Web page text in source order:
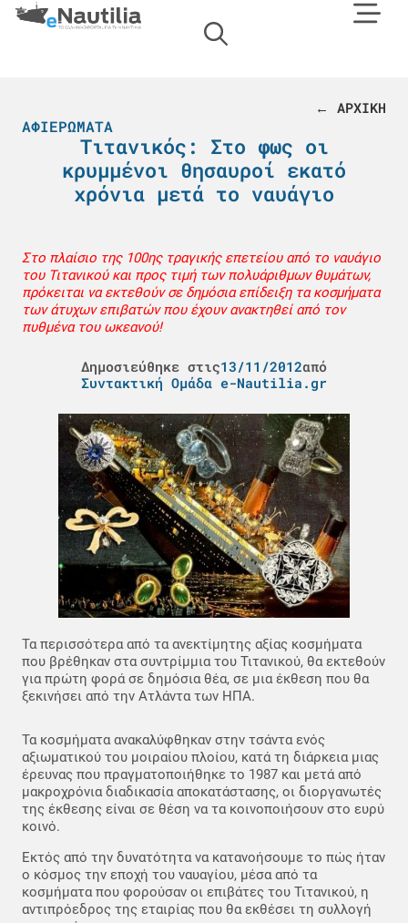
← ΑΡΧΙΚΗ
ΑΦΙΕΡΏΜΑΤΑ
Τιτανικός: Στο φως οι
κρυμμένοι θησαυροί εκατό
χρόνια μετά το ναυάγιο
Στο πλαίσιο της 100ης τραγικής επετείου από το ναυάγιο
του Τιτανικού και προς τιμή των πολυάριθμων θυμάτων,
πρόκειται να εκτεθούν σε δημόσια επίδειξη τα κοσμήματα
των άτυχων επιβατών που έχουν ανακτηθεί από τον
πυθμένα του ωκεανού!
Δημοσιεύθηκε στις13/11/2012από
Συντακτική Ομάδα e-Nautilia.gr
Τα περισσότερα από τα ανεκτίμητης αξίας κοσμήματα
που βρέθηκαν στα συντρίμμια του Τιτανικού, θα εκτεθούν
για πρώτη φορά σε δημόσια θέα, σε μια έκθεση που θα
ξεκινήσει από την Ατλάντα των ΗΠΑ.
Τα κοσμήματα ανακαλύφθηκαν στην τσάντα ενός
αξιωματικού του μοιραίου πλοίου, κατά τη διάρκεια μιας
έρευνας που πραγματοποιήθηκε το 1987 και μετά από
μακροχρόνια διαδικασία αποκατάστασης, οι διοργανωτές
της έκθεσης είναι σε θέση να τα κοινοποιήσουν στο ευρύ
κοινό.
Εκτός από την δυνατότητα να κατανοήσουμε το πώς ήταν
ο κόσμος την εποχή του ναυαγίου, μέσα από τα
κοσμήματα που φορούσαν οι επιβάτες του Τιτανικού, η
αντιπρόεδρος της εταιρίας που θα εκθέσει τη συλλογή